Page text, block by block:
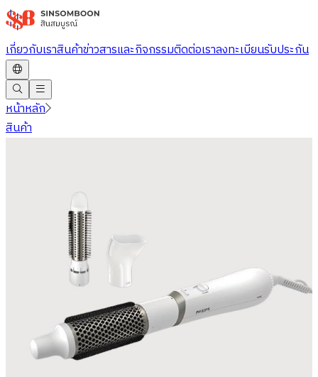
ข้าม
ไป
ยัง
เนื้อหา
หลัก
เกี่ยวกับเราสินค้าข่าวสารและกิจกรรมติดต่อเราลงทะเบียนรับประกัน
หน้าหลัก
สินค้า